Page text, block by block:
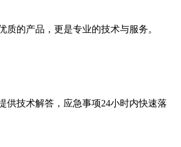
质的产品，更是专业的技术与服务。
供技术解答，应急事项24小时内快速落